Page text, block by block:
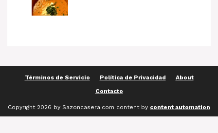
Términos de Servicio Política de Privacidad
About
Contacto
Copyright 2026 by Sazoncasera.com content by content automation